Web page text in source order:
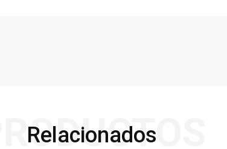
Relacionados
PRODUCTOS